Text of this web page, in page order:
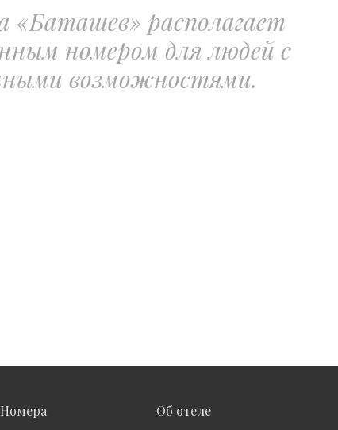
«Баташев» располагает
номером для людей с
возможностями.
Номера Об отеле